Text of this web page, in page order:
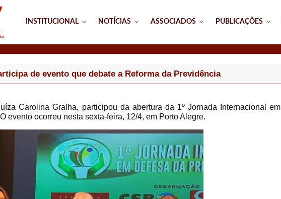
INSTITUCIONAL NOTÍCIAS ASSOCIADOS PUBLICAÇÕES
de evento que debate a Reforma da Previdência
Carolina Gralha, participou da abertura da 1º Jornada Internacional em
evento ocorreu nesta sexta-feira, 12/4, em Porto Alegre.